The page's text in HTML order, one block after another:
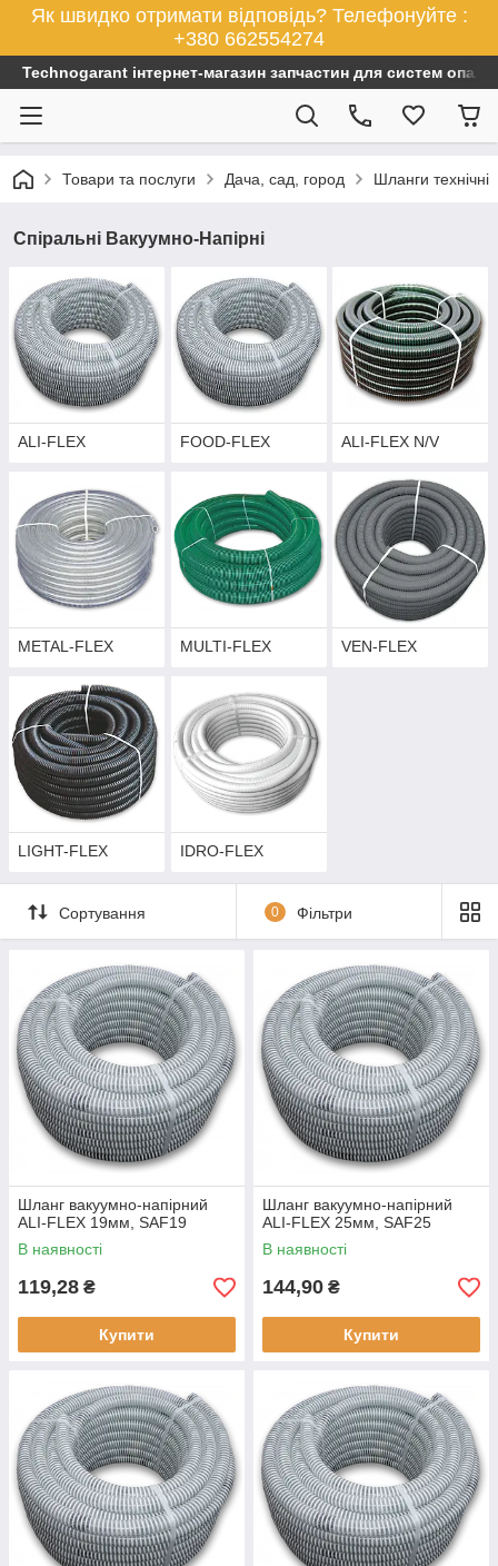
Як швидко отримати відповідь? Телефонуйте :
+380 662554274
Technogarant інтернет-магазин запчастин для систем
Товари та послуги Дача, сад, город Шланги технічні
Спіральні Вакуумно-Напірні
ALI-FLEX FOOD-FLEX ALI-FLEX N/V
METAL-FLEX MULTI-FLEX VEN-FLEX
LIGHT-FLEX IDRO-FLEX
Сортування 0 Фільтри
Шланг вакуумно-напірний
ALI-FLEX 19мм, SAF19
В наявності
119,28 ₴
Купити
Шланг вакуумно-напірний
ALI-FLEX 25мм, SAF25
В наявності
144,90 ₴
Купити